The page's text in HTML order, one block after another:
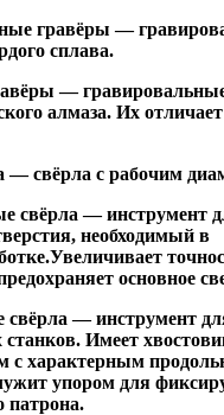
гравёры —
сплава.
—
алмаза. Их
— свёрла с рабочим
свёрла — инструмент
необходимый в
основное
свёрла — инструмент
Имеет
с характерным
упором для
патрона.